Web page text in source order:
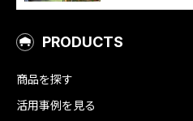
PRODUCTS
商品を探す
活用事例を見る